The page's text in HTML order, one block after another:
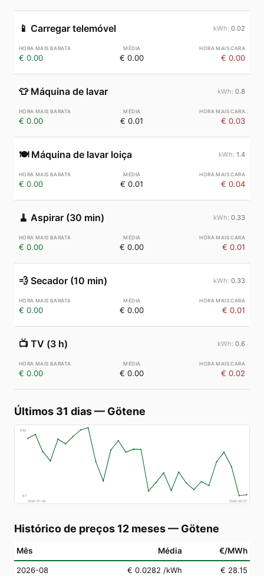
📱 Carregar telemóvel 0.02
€ 0.00 € 0.00 € 0.00
👕 Máquina de lavar 0.8
€ 0.00 € 0.01 € 0.03
🍽️ Máquina de lavar loiça 1.4
€ 0.00 € 0.01 € 0.04
🧹 Aspirar (30 min) 0.33
€ 0.00 € 0.00 € 0.01
💨 Secador (10 min) 0.33
€ 0.00 € 0.00 € 0.01
📺 TV (3 h) 0.6
€ 0.00 € 0.00 € 0.02
Últimos 31 dias— Götene
€83
€7
2026-07-09
2026-08-07
Histórico de preços 12 meses— Götene
Mês Média €/MWh
2026-08 € 0.0282 /kWh
€ 28.15